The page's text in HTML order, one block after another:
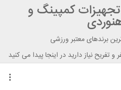
کمپینگ و
برندهای معتبر ورزشی
نیاز دارید در اینجا پیدا می کنید